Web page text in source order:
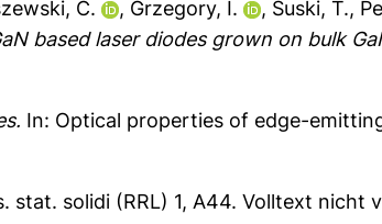
C. , Grzegory, I. , Suski, T.,
based laser diodes grown on bulk
In: Optical properties of edge-
stat. solidi (RRL) 1, A44.Volltext nicht